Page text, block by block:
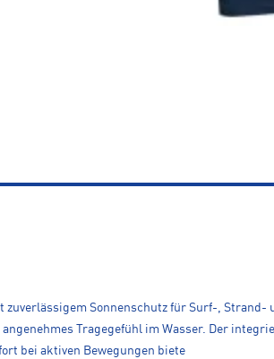
Sonnenschutz für Surf-,
Tragegefühl im Wasser. Der
bei aktiven Bewegungen biete